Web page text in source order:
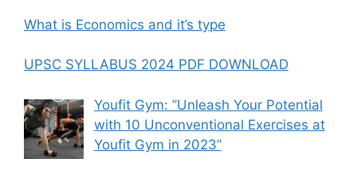
What is Economics and it’s type
UPSC SYLLABUS 2024 PDF DOWNLOAD
Youfit Gym: ”Unleash Your Potential
with 10 Unconventional Exercises at
Youfit Gym in 2023”